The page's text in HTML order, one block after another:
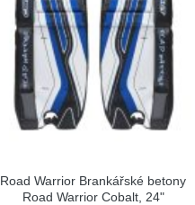
Road Warrior Brankářské betony
Road Warrior Cobalt, 24"